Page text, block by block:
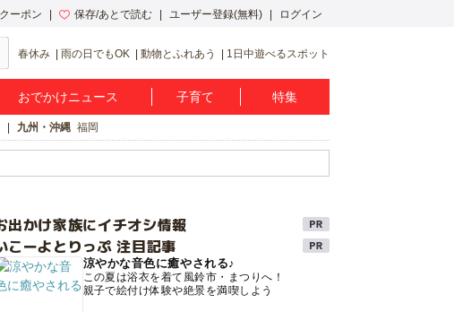
ーポン 保存/あとで読む ユーザー登録(無料) ログイン
春休み 雨の日でもOK 動物とふれあう 1日中遊べるスポット
おでかけニュース 子育て 特集
九州・沖縄 福岡
出かけ家族にイチオシ情報
こーよとりっぷ 注目記事
涼やかな音色に癒やされる♪
この夏は浴衣を着て風鈴市・まつりへ！
親子で絵付け体験や絶景を満喫しよう